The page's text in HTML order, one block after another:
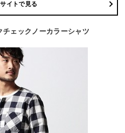
イトで見る
ェックノーカラーシャツ